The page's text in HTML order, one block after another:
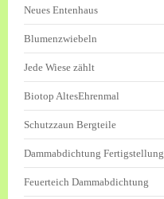
Neues Entenhaus
Blumenzwiebeln
Jede Wiese zählt
Biotop AltesEhrenmal
Schutzzaun Bergteile
Dammabdichtung Fertigstellung
Feuerteich Dammabdichtung